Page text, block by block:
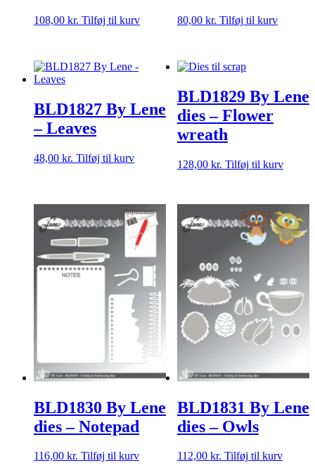
108,00 kr. Tilføj til kurv 80,00 kr. Tilføj til kurv
BLD1827 By Lene
– Leaves
48,00 kr. Tilføj til kurv
BLD1829 By Lene
dies – Flower
wreath
128,00 kr. Tilføj til kurv
BLD1830 By Lene
dies – Notepad
116,00 kr. Tilføj til kurv
BLD1831 By Lene
dies – Owls
112,00 kr. Tilføj til kurv